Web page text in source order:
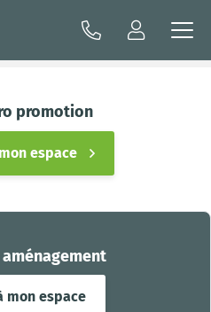
mon espace
promotion
espace